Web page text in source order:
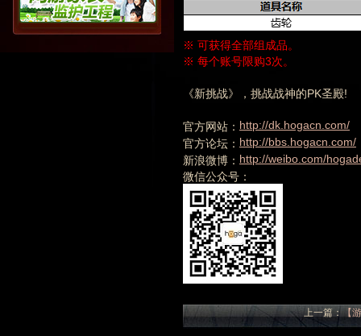
※ 可获得全部组成品。
※ 每个账号限购3次。
《新挑战》，挑战战神的PK圣殿!
官方网站： http://dk.hogacn.com/
官方论坛： http://bbs.hogacn.com/
新浪微博： http://weibo.com/
微信公众号：
上一篇： 【